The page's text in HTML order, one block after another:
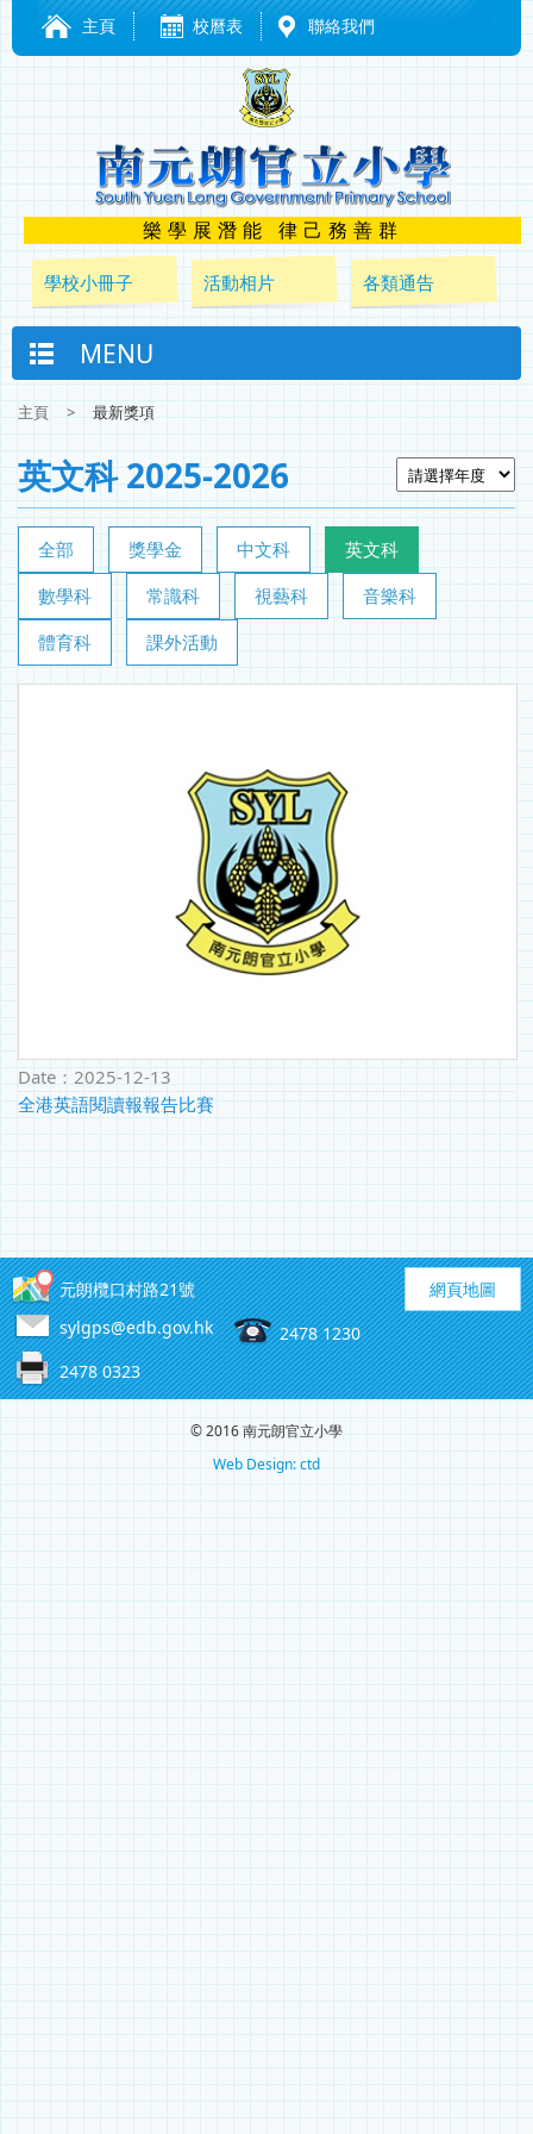
主頁 校曆表 聯絡我們
樂學展潛能 律己務善群
學校小冊子 活動相片 各類通告
MENU
主頁 > 最新獎項
英文科 2025-2026
全部 獎學金 中文科
英文科
數學科
常識科 視藝科
音樂科
體育科
課外活動
Date： 2025-12-13
全港英語閱讀報報告比賽
網頁地圖
元朗欖口村路21號
sylgps@edb.gov.hk
2478 1230
2478 0323
© 2016 南元朗官立小學
Web Design: ctd